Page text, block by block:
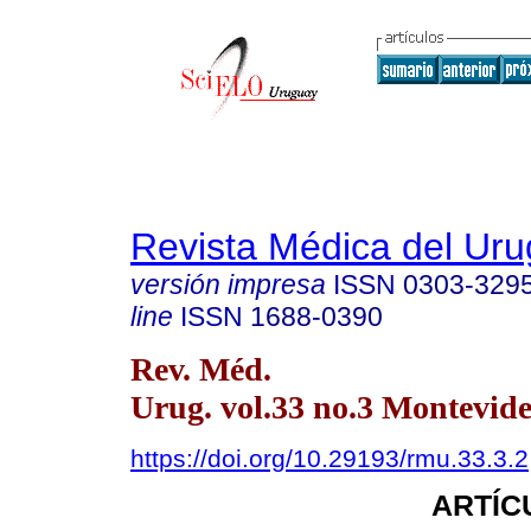
Revista Médica del
versión impresa ISSN 0303-
line ISSN 1688-0390
Rev. Méd.
Urug. vol.33 no.3
https://doi.org/10.29193/rmu.33.3.2